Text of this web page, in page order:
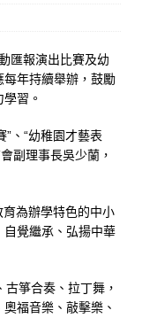
最新消息
匯報演出比賽及幼
年持續舉辦，鼓勵
習。
、“幼稚園才藝表
副理事長吳少蘭，
為辦學特色的中小
覺繼承、弘揚中華
箏合奏、拉丁舞，
福音樂、敲擊樂、